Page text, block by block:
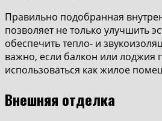
Правильно подобранная
позволяет не только улучшить
обеспечить тепло- и
важно, если балкон или лоджия
использоваться как жилое
Внешняя отделка